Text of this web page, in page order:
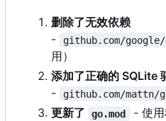
删除了无效依赖
-
github.com/google/
用）
添加了正确的 SQLite
-
github.com/mattn/
更新了 go.mod - 使